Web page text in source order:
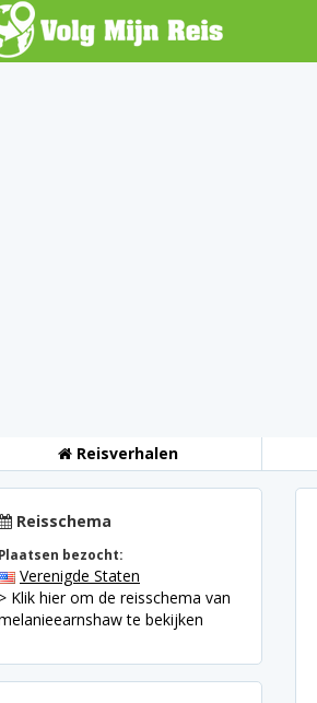
Reisverhalen
Reisschema
Plaatsen bezocht:
Verenigde Staten
> Klik hier om de reisschema van
te bekijken